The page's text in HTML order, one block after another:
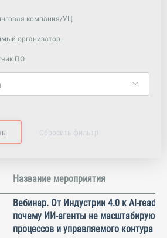
компания/УЦ
организатор
ПО
Название мероприятия
Вебинар. От Индустрии 4.0 к AI-ready
почему ИИ-агенты не
процессов и управляемого контура